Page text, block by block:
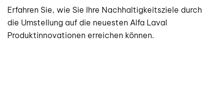
Erfahren Sie, wie Sie Ihre Nachhaltigkeitsziele durch
die Umstellung auf die neuesten Alfa Laval
Produktinnovationen erreichen können.